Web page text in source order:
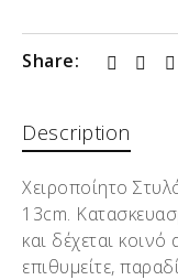
Share:
Description
Χειροποίητο
13cm.
και δέχεται
επιθυμείτε,